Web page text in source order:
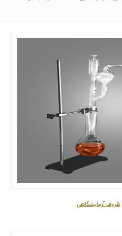
ظروف آزمایشگاهی